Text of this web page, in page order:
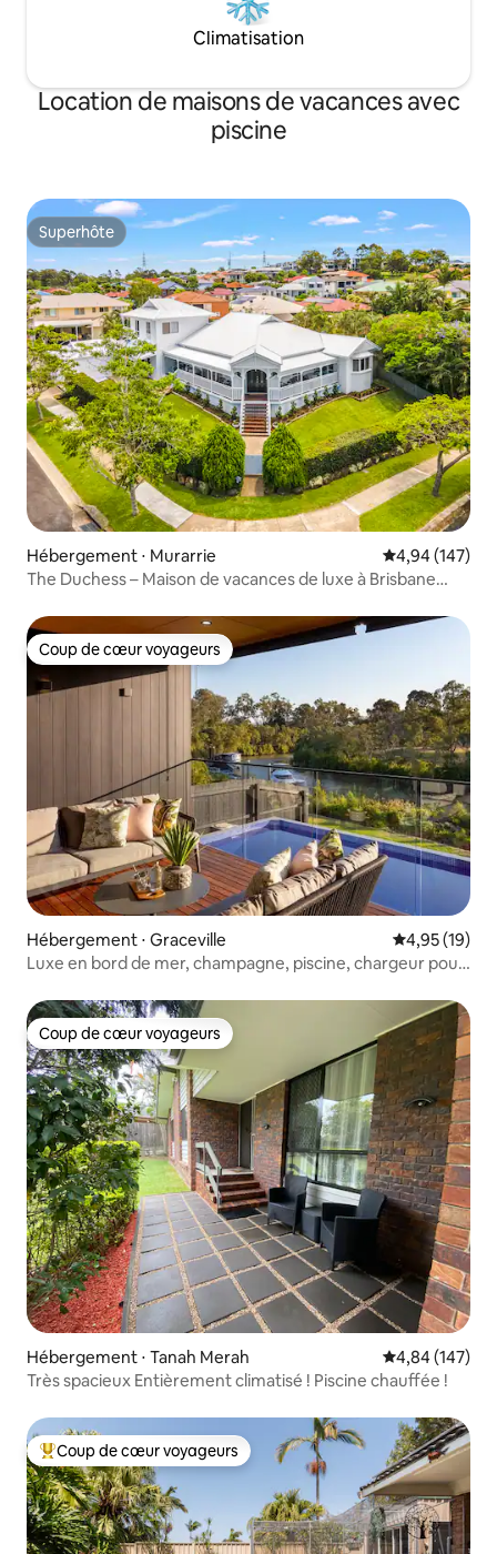
Climatisation
Location de maisons de vacances avec
piscine
Superhôte
Superhôte
Hébergement ⋅ Murarrie Évaluation
4,94 (147)
The Duchess – Maison de vacances de luxe à Brisbane
Coup de cœur voyageurs
Coup de cœur voyageurs
Hébergement ⋅ Graceville Évaluation
4,95 (19)
Luxe en bord de mer, champagne, piscine, chargeur pour
Coup de cœur voyageurs
Coup de cœur voyageurs
Hébergement ⋅ Tanah Merah Évaluation
4,84 (147)
Très spacieux Entièrement climatisé ! Piscine chauffée !
Coups de cœur voyageurs les plus appréciés
Coup de cœur voyageurs